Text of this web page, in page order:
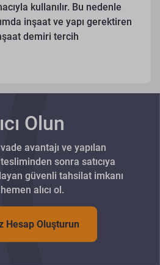
kullanılır. Bu nedenle
inşaat ve yapı gerektiren
demiri tercih
Olun
avantajı ve yapılan
sonra satıcıya
güvenli tahsilat imkanı
alıcı ol.
Hesap Oluşturun